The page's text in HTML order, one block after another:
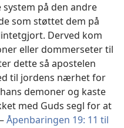
på den andre
som støttet dem på
Derved kom
eller dommerseter til
dette så apostelen
til jordens nærhet for
demoner og kaste
med Guds segl for at
Åpenbaringen 19: 11 til